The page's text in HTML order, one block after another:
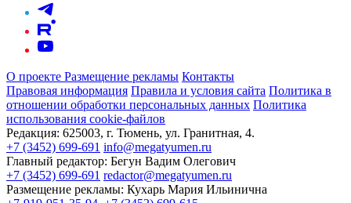
О проекте Размещение рекламы Контакты
Правовая информация Правила и условия сайта Политика в
отношении обработки персональных данных Политика
использования cookie-файлов
Редакция: 625003, г. Тюмень, ул. Гранитная, 4.
+7 (3452) 699-691 info@megatyumen.ru
Главный редактор: Бегун Вадим Олегович
+7 (3452) 699-691 redactor@megatyumen.ru
Размещение рекламы: Кухарь Мария Ильинична